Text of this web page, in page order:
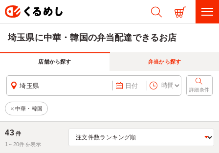
埼玉県に中華・韓国の弁当配達できるお店
店舗から探す 弁当から探す
埼玉県 日付
詳細条件
中華・韓国
43 件
1～20件を表示